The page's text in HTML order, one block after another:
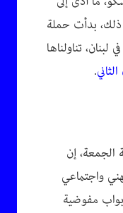
بدأت حملة
تناولناها
.
الجمعة، إن
واجتماعي
مفوضية